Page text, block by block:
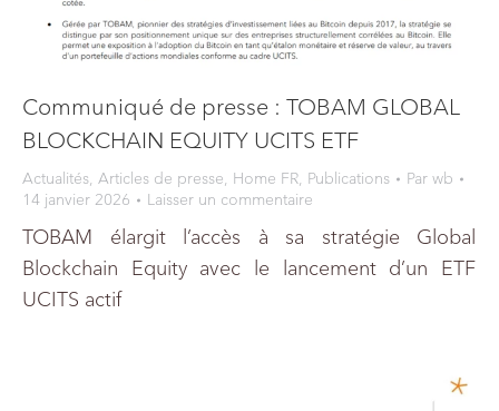
Communiqué de presse : TOBAM GLOBAL
BLOCKCHAIN EQUITY UCITS ETF
Actualités, Articles de presse, Home FR, Publications Par wb
14 janvier 2026
Laisser un commentaire
TOBAM élargit l’accès à sa stratégie Global
Blockchain Equity avec le lancement d’un ETF
UCITS actif